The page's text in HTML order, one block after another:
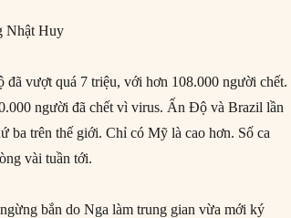
Nhật Huy
vượt quá 7 triệu, với hơn 108.000 người chết.
người đã chết vì virus. Ấn Độ và Brazil lần
ba trên thế giới. Chỉ có Mỹ là cao hơn. Số ca
vài tuần tới.
bắn do Nga làm trung gian vừa mới ký